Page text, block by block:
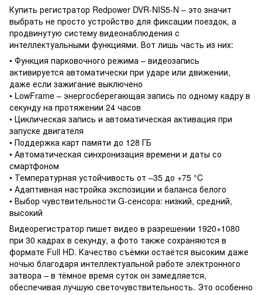
Купить регистратор Redpower DVR-NIS5-N – это значит
выбрать не просто устройство для фиксации поездок, а
продвинутую систему видеонаблюдения с
интеллектуальными функциями. Вот лишь часть из них:
• Функция парковочного режима – видеозапись
активируется автоматически при ударе или движении,
даже если зажигание выключено
• LowFrame – энергосберегающая запись по одному кадру в
секунду на протяжении 24 часов
• Циклическая запись и автоматическая активация при
запуске двигателя
• Поддержка карт памяти до 128 ГБ
• Автоматическая синхронизация времени и даты со
смартфоном
• Температурная устойчивость от –35 до +75 °C
• Адаптивная настройка экспозиции и баланса белого
• Выбор чувствительности G-сенсора: низкий, средний,
высокий
Видеорегистратор пишет видео в разрешении 1920×1080
при 30 кадрах в секунду, а фото также сохраняются в
формате Full HD. Качество съёмки остаётся высоким даже
ночью благодаря интеллектуальной работе электронного
затвора – в тёмное время суток он замедляется,
обеспечивая лучшую светочувствительность. Это особенно